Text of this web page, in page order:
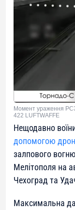
Момент ураження
422 LUFTWAFFE
Нещодавно
допомогою
залпового
Мелітополя на
Чехоград та
Максимальна